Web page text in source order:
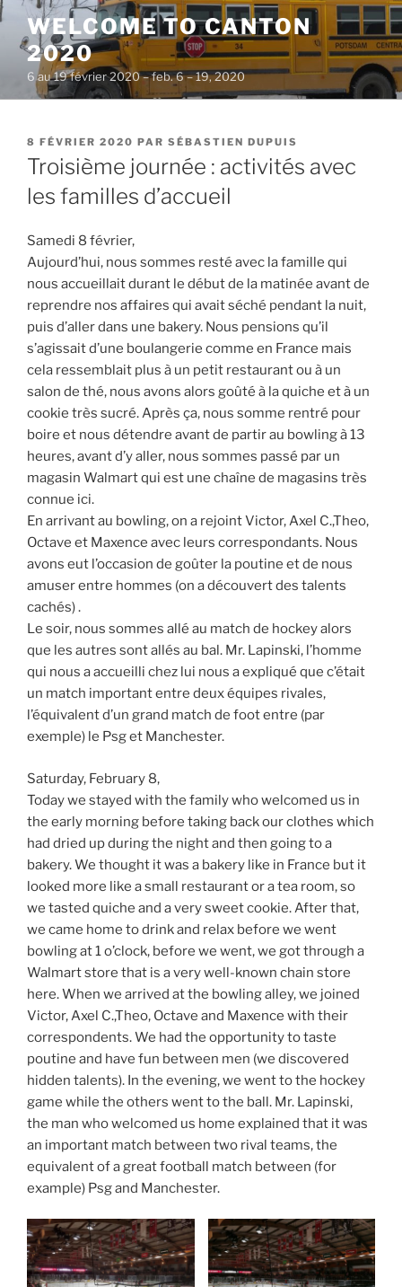
Aller
contenu
principal
WELCOME TO CANTON
2020
6 au 19 février 2020 – feb. 6 – 19, 2020
PUBLIÉ
LE
8 FÉVRIER 2020 PAR SÉBASTIEN DUPUIS
Troisième journée : activités avec
les familles d’accueil
Samedi 8 février,
Aujourd’hui, nous sommes resté avec la famille qui
nous accueillait durant le début de la matinée avant de
reprendre nos affaires qui avait séché pendant la nuit,
puis d’aller dans une bakery. Nous pensions qu’il
s’agissait d’une boulangerie comme en France mais
cela ressemblait plus à un petit restaurant ou à un
salon de thé, nous avons alors goûté à la quiche et à un
cookie très sucré. Après ça, nous somme rentré pour
boire et nous détendre avant de partir au bowling à 13
heures, avant d’y aller, nous sommes passé par un
magasin Walmart qui est une chaîne de magasins très
connue ici.
En arrivant au bowling, on a rejoint Victor, Axel C.,Theo,
Octave et Maxence avec leurs correspondants. Nous
avons eut l’occasion de goûter la poutine et de nous
amuser entre hommes (on a découvert des talents
cachés) .
Le soir, nous sommes allé au match de hockey alors
que les autres sont allés au bal. Mr. Lapinski, l’homme
qui nous a accueilli chez lui nous a expliqué que c’était
un match important entre deux équipes rivales,
l’équivalent d’un grand match de foot entre (par
exemple) le Psg et Manchester.
Saturday, February 8,
Today we stayed with the family who welcomed us in
the early morning before taking back our clothes which
had dried up during the night and then going to a
bakery. We thought it was a bakery like in France but it
looked more like a small restaurant or a tea room, so
we tasted quiche and a very sweet cookie. After that,
we came home to drink and relax before we went
bowling at 1 o’clock, before we went, we got through a
Walmart store that is a very well-known chain store
here. When we arrived at the bowling alley, we joined
Victor, Axel C.,Theo, Octave and Maxence with their
correspondents. We had the opportunity to taste
poutine and have fun between men (we discovered
hidden talents). In the evening, we went to the hockey
game while the others went to the ball. Mr. Lapinski,
the man who welcomed us home explained that it was
an important match between two rival teams, the
equivalent of a great football match between (for
example) Psg and Manchester.